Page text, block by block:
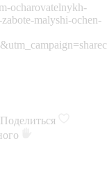
ocharovatelnykh-
malyshi-ochen-
Поделиться